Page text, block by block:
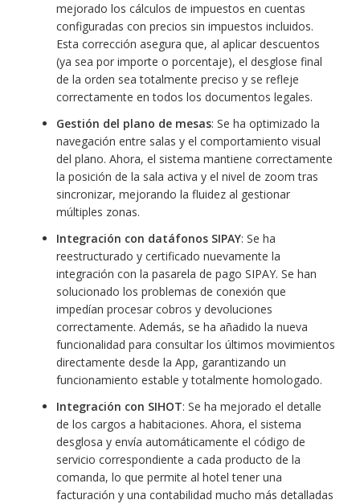
mejorado los cálculos de impuestos en cuentas
configuradas con precios sin impuestos incluidos.
Esta corrección asegura que, al aplicar descuentos
(ya sea por importe o porcentaje), el desglose final
de la orden sea totalmente preciso y se refleje
correctamente en todos los documentos legales.
Gestión del plano de mesas: Se ha optimizado la
navegación entre salas y el comportamiento visual
del plano. Ahora, el sistema mantiene correctamente
la posición de la sala activa y el nivel de zoom tras
sincronizar, mejorando la fluidez al gestionar
múltiples zonas.
Integración con datáfonos SIPAY: Se ha
reestructurado y certificado nuevamente la
integración con la pasarela de pago SIPAY. Se han
solucionado los problemas de conexión que
impedían procesar cobros y devoluciones
correctamente. Además, se ha añadido la nueva
funcionalidad para consultar los últimos movimientos
directamente desde la App, garantizando un
funcionamiento estable y totalmente homologado.
Integración con SIHOT: Se ha mejorado el detalle
de los cargos a habitaciones. Ahora, el sistema
desglosa y envía automáticamente el código de
servicio correspondiente a cada producto de la
comanda, lo que permite al hotel tener una
facturación y una contabilidad mucho más detalladas